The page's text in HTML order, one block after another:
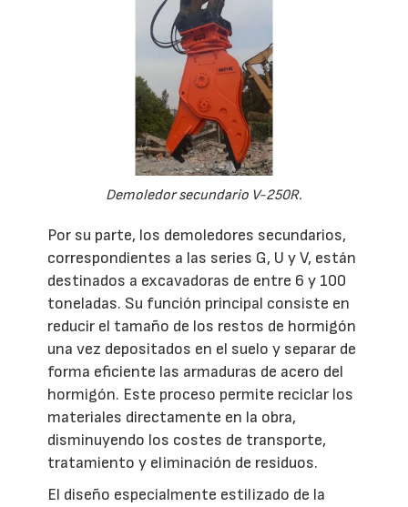
Demoledor secundario V-250R.
Por su parte, los demoledores secundarios,
correspondientes a las series G, U y V, están
destinados a excavadoras de entre 6 y 100
toneladas. Su función principal consiste en
reducir el tamaño de los restos de hormigón
una vez depositados en el suelo y separar de
forma eficiente las armaduras de acero del
hormigón. Este proceso permite reciclar los
materiales directamente en la obra,
disminuyendo los costes de transporte,
tratamiento y eliminación de residuos.
El diseño especialmente estilizado de la